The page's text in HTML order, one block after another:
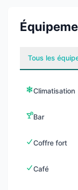
Tous les
Climatisation
Bar
Coffre fort
Café